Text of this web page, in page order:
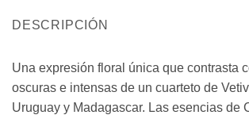
DESCRIPCIÓN
Una expresión floral única que contrasta
oscuras e intensas de un cuarteto de
Uruguay y Madagascar. Las esencias de